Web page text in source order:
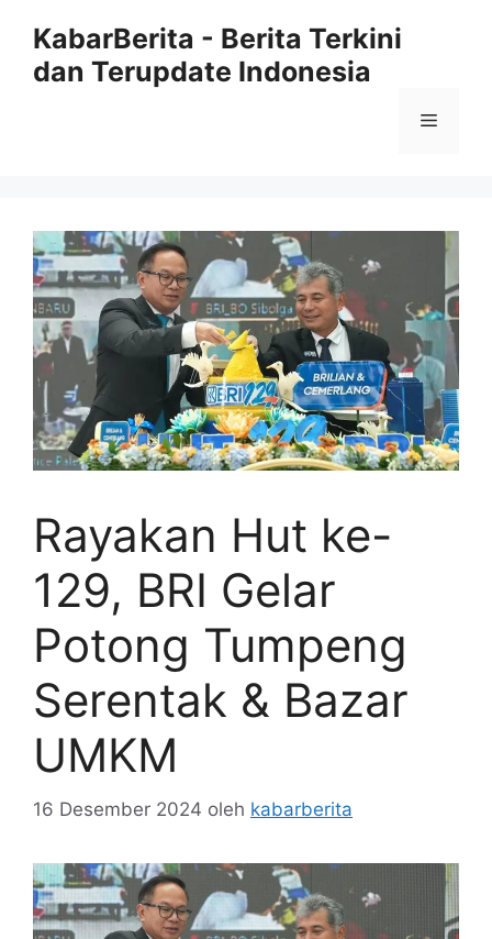
KabarBerita - Berita Terkini
dan Terupdate Indonesia
Menu
Rayakan Hut ke-
129, BRI Gelar
Potong Tumpeng
Serentak & Bazar
UMKM
16 Desember 2024 oleh kabarberita